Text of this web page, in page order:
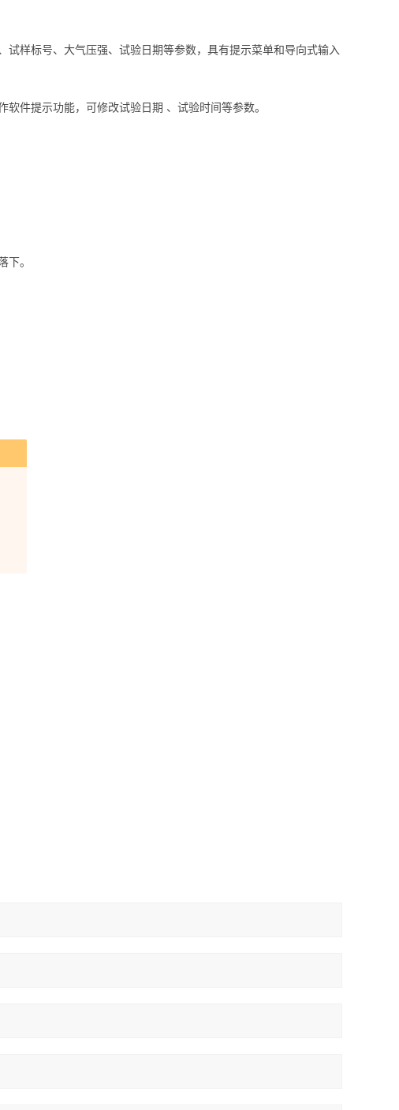
样标号、大气压强、试验日期等参数，具有提示菜单和导向式输入
件提示功能，可修改试验日期 、试验时间等参数。
下。